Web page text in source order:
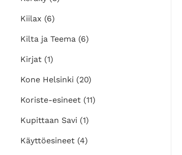
Kiilax (6)
Kilta ja Teema (6)
Kirjat (1)
Kone Helsinki (20)
Koriste-esineet (11)
Kupittaan Savi (1)
Käyttöesineet (4)